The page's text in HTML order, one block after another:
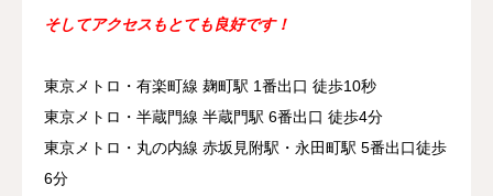
そしてアクセスもとても良好です！
東京メトロ・有楽町線 麹町駅 1番出口 徒歩10秒
東京メトロ・半蔵門線 半蔵門駅 6番出口 徒歩4分
東京メトロ・丸の内線 赤坂見附駅・永田町駅 5番出口徒歩
6分